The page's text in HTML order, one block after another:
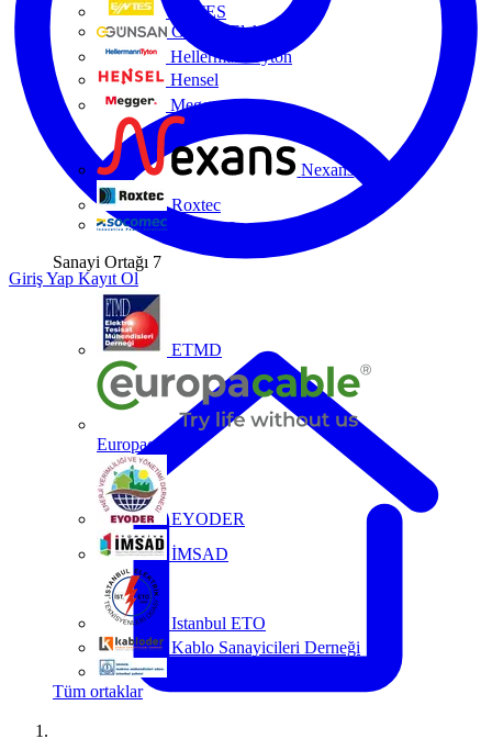
ENTES
Günsan Elektrik
HellermannTyton
Hensel
Megger
Nexans
Roxtec
Socomec
Sanayi Ortağı 7
ETMD
Europacable
EYODER
İMSAD
Istanbul ETO
Kablo Sanayicileri Derneği
Tüm ortaklar
Giriş Yap Kayıt Ol